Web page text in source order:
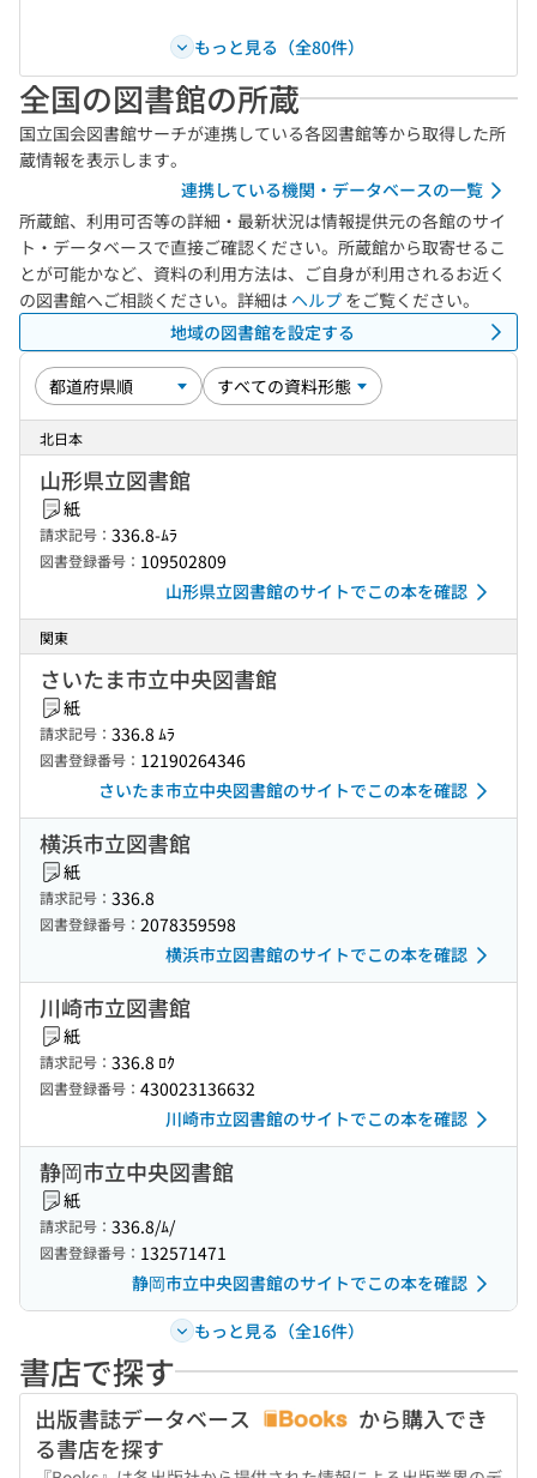
もっと見る（全80件）
全国の図書館の所蔵
国立国会図書館サーチが連携している各図書館等から取得した所
蔵情報を表示します。
連携している機関・データベースの一覧
所蔵館、利用可否等の詳細・最新状況は情報提供元の各館のサイ
ト・データベースで直接ご確認ください。所蔵館から取寄せるこ
とが可能かなど、資料の利用方法は、ご自身が利用されるお近く
の図書館へご相談ください。詳細は ヘルプ をご覧ください。
地域の図書館を設定する
北日本
山形県立図書館
紙
請求記号： 336.8-ﾑﾗ
図書登録番号： 109502809
山形県立図書館のサイトでこの本を確認
関東
さいたま市立中央図書館
紙
請求記号： 336.8 ﾑﾗ
図書登録番号： 12190264346
さいたま市立中央図書館のサイトでこの本を確認
横浜市立図書館
紙
請求記号： 336.8
図書登録番号： 2078359598
横浜市立図書館のサイトでこの本を確認
川崎市立図書館
紙
請求記号： 336.8 ﾛｸ
図書登録番号： 430023136632
川崎市立図書館のサイトでこの本を確認
静岡市立中央図書館
紙
請求記号： 336.8/ﾑ/
図書登録番号： 132571471
静岡市立中央図書館のサイトでこの本を確認
もっと見る（全16件）
書店で探す
出版書誌データベース
から購入でき
る書店を探す